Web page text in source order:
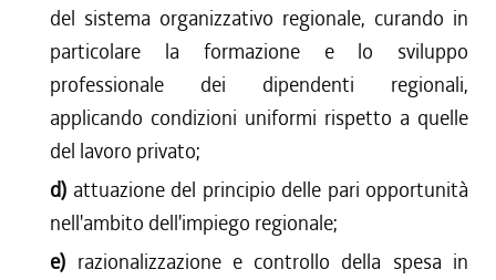
del sistema organizzativo regionale, curando in
particolare la formazione e lo sviluppo
professionale dei dipendenti regionali,
applicando condizioni uniformi rispetto a quelle
del lavoro privato;
d) attuazione del principio delle pari opportunità
nell'ambito dell'impiego regionale;
e) razionalizzazione e controllo della spesa in